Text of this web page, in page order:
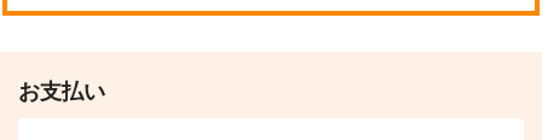
JunKyard
夜行性
専売 220円（税込）
スラムダンク
宮城リョータ×三井寿
サラユナカラジオ
専売 660円（税込）
よふかし
専売 472円（税込）
お支払い